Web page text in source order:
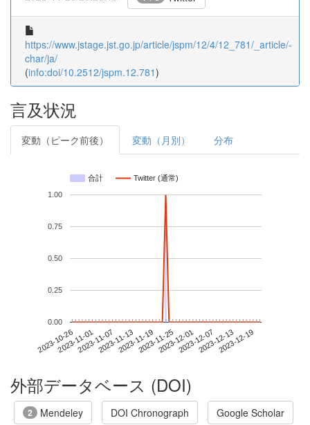
https://www.jstage.jst.go.jp/article/jspm/12/4/12_781/_article/-
char/ja/
(info:doi/10.2512/jspm.12.781)
言及状況
変動（ピーク前後） 変動（月別） 分布
合計 Twitter (通常)
2023-10-262023-11-012023-11-072023-11-132023-11-192023-11-252023-12-012023-12-072023-12-132023-12-19
0.00
0.25
0.50
0.75
1.00
外部データベース (DOI)
2 Mendeley DOI Chronograph Google Scholar